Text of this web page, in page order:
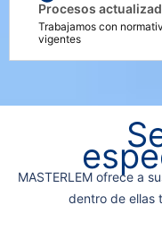
Procesos
Trabajamos con
vigentes
MASTERLEM ofrece a
dentro de ellas